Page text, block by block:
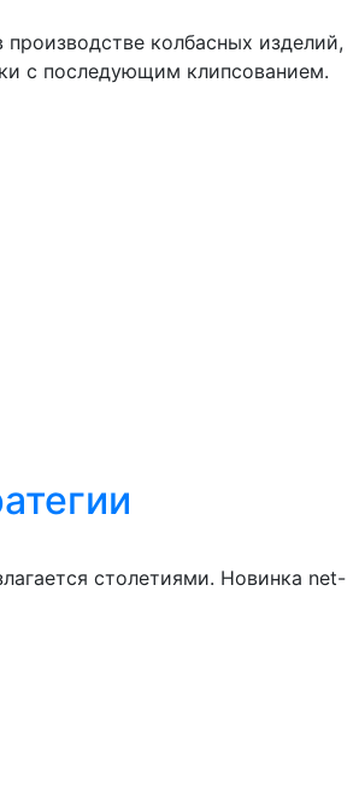
колбасных изделий,
с последующим клипсованием.
столетиями. Новинка net-